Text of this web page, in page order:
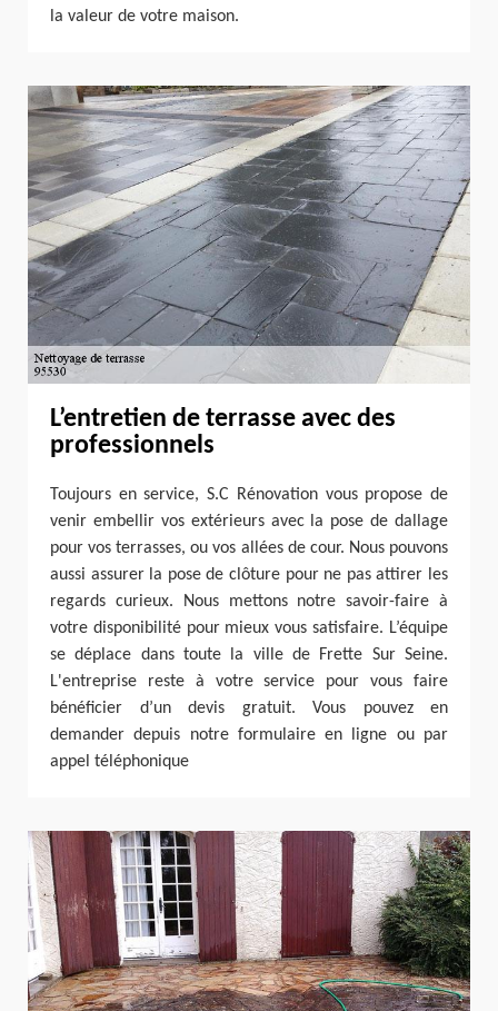
la valeur de votre maison.
L’entretien de terrasse avec des
professionnels
Toujours en service, S.C Rénovation vous propose de
venir embellir vos extérieurs avec la pose de dallage
pour vos terrasses, ou vos allées de cour. Nous pouvons
aussi assurer la pose de clôture pour ne pas attirer les
regards curieux. Nous mettons notre savoir-faire à
votre disponibilité pour mieux vous satisfaire. L’équipe
se déplace dans toute la ville de Frette Sur Seine.
L'entreprise reste à votre service pour vous faire
bénéficier d’un devis gratuit. Vous pouvez en
demander depuis notre formulaire en ligne ou par
appel téléphonique